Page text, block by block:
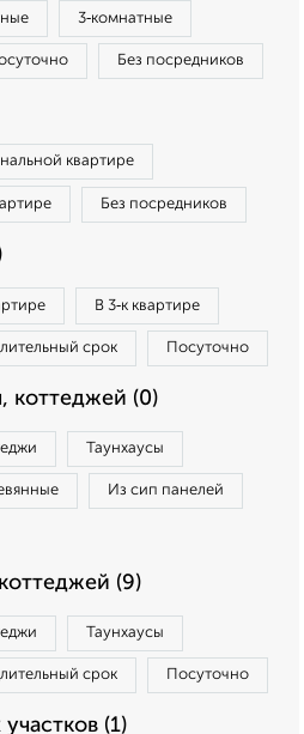
3‑комнатные
Без посредников
квартире
Без посредников
В 3‑к квартире
срок Посуточно
коттеджей (0)
Таунхаусы
Из сип панелей
(9)
Таунхаусы
срок Посуточно
(1)